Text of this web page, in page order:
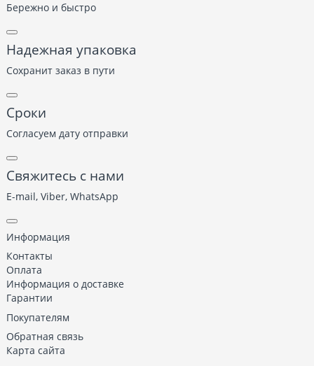
Бережно и быстро
Надежная упаковка
Сохранит заказ в пути
Сроки
Согласуем дату отправки
Свяжитесь с нами
E-mail, Viber, WhatsApp
Информация
Контакты
Оплата
Информация о доставке
Гарантии
Покупателям
Обратная связь
Карта сайта